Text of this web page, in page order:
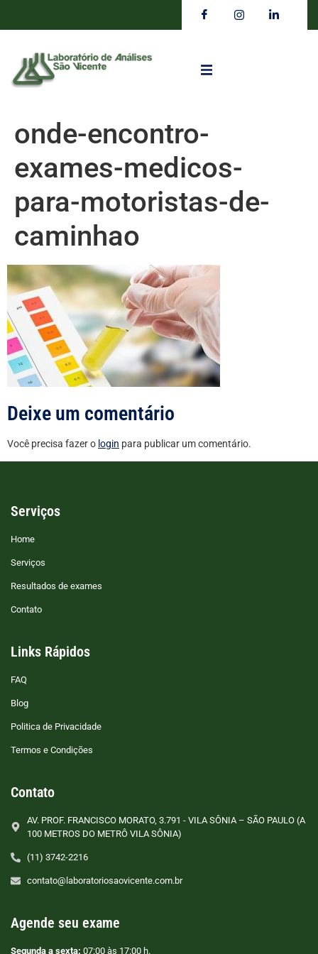
onde-encontro-
exames-medicos-
para-motoristas-de-
caminhao
Deixe um comentário
Você precisa fazer o login para publicar um comentário.
Serviços
Home
Serviços
Resultados de exames
Contato
Links Rápidos
FAQ
Blog
Politica de Privacidade
Termos e Condições
Contato
AV. PROF. FRANCISCO MORATO, 3.791 - VILA SÔNIA – SÃO PAULO (A
100 METROS DO METRÔ VILA SÔNIA)
(11) 3742-2216
contato@laboratoriosaovicente.com.br
Agende seu exame
Segunda a sexta: 07:00 às 17:00 h.